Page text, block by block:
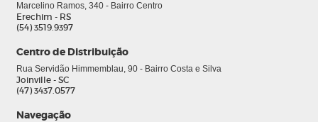
Marcelino Ramos, 340 - Bairro Centro
Erechim - RS
(54) 3519.9397
Centro de Distribuição
Rua Servidão Himmemblau, 90 - Bairro Costa e Silva
Joinville - SC
(47) 3437.0577
Navegação